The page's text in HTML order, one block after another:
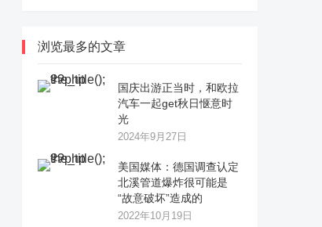
浏览最多的文章
国庆出游正当时，和欧拉
汽车一起get秋日惬意时
光
2024年9月27日
美国媒体：德国调查认定
北溪管道爆炸很可能是
“故意破坏”造成的
2022年10月19日